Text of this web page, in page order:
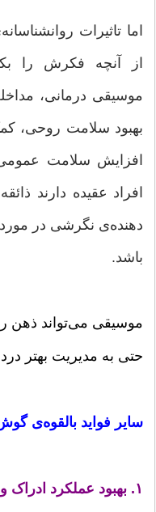
اما تاثیرات
از آنچه فکرش را
موسیقی درمانی،
بهبود سلامت روحی،
افزایش سلامت
افراد عقیده دارند
دهنده‌ی نگرشی در
باشد.
موسیقی می‌تواند ذهن
حتی به مدیریت بهتر
سایر فواید بالقوه‌ی
۱. بهبود عملکرد ادراک و شناخت